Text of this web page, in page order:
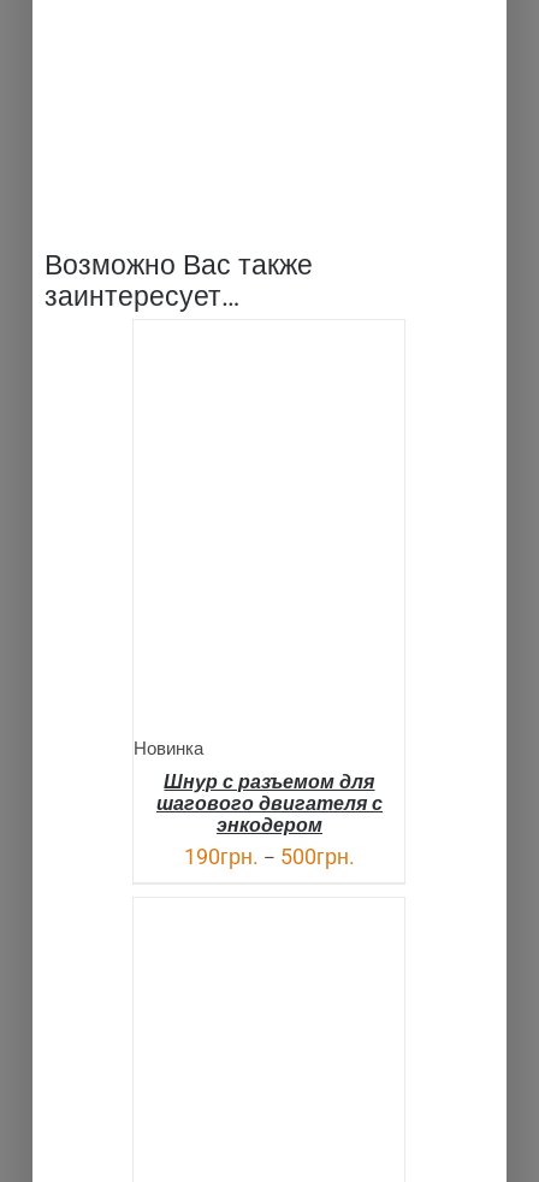
Возможно Вас также
заинтересует…
Новинка
Шнур с разъемом для
шагового двигателя с
энкодером
190грн. – 500грн.